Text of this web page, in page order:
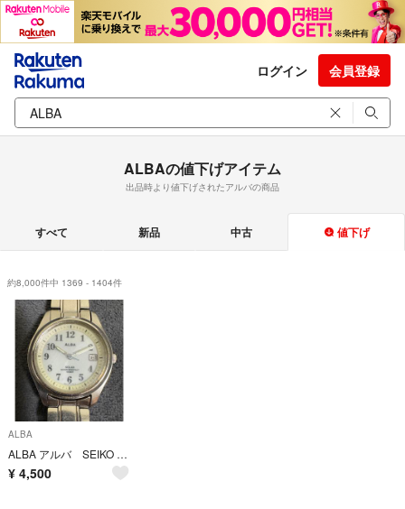
ログイン 会員登録
ALBAの値下げアイテム
出品時より値下げされたアルバの商品
すべて 新品 中古 値下げ
約8,000件中 1369 - 1404件
ALBA
ALBA アルバ SEIKO セイコー 日本製 金属 ベルトレディース 腕時計
¥ 4,500